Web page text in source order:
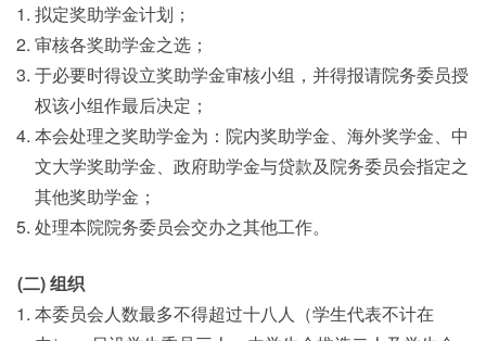
拟定奖助学金计划；
审核各奖助学金之选；
于必要时得设立奖助学金审核小组，并得报请院务委员授
权该小组作最后决定；
本会处理之奖助学金为：院内奖助学金、海外奖学金、中
文大学奖助学金、政府助学金与贷款及院务委员会指定之
其他奖助学金；
处理本院院务委员会交办之其他工作。
(二) 组织
本委员会人数最多不得超过十八人（学生代表不计在